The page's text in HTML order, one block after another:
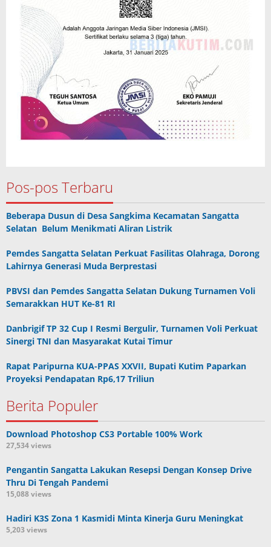
Pos-pos Terbaru
Beberapa Dusun di Desa Sangkima Kecamatan Sangatta
Selatan Belum Menikmati Aliran Listrik
Pemdes Sangatta Selatan Perkuat Fasilitas Olahraga, Dorong
Lahirnya Generasi Muda Berprestasi
PBVSI dan Pemdes Sangatta Selatan Dukung Turnamen Voli
Semarakkan HUT Ke-81 RI
Danbrigif TP 32 Cup I Resmi Bergulir, Turnamen Voli Perkuat
Sinergi TNI dan Masyarakat Kutai Timur
Rapat Paripurna KUA-PPAS XXVII, Bupati Kutim Paparkan
Proyeksi Pendapatan Rp6,17 Triliun
Berita Populer
Download Photoshop CS3 Portable 100% Work
27,534 views
Pengantin Sangatta Lakukan Resepsi Dengan Konsep Drive
Thru Di Tengah Pandemi
15,088 views
Hadiri K3S Zona 1 Kasmidi Minta Kinerja Guru Meningkat
5,203 views